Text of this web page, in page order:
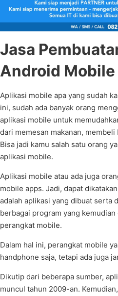
Jasa
Android
Aplikasi mobile apa yang sudah
ini, sudah ada banyak orang
aplikasi mobile untuk
dari memesan makanan,
Bisa jadi kamu salah satu orang
aplikasi mobile.
Aplikasi mobile atau ada juga
mobile apps. Jadi, dapat
adalah aplikasi yang dibuat serta
berbagai program yang
perangkat mobile.
Dalam hal ini, perangkat mobile
handphone saja, tetapi ada juga
Dikutip dari beberapa sumber,
muncul tahun 2009-an.